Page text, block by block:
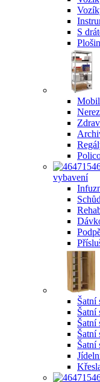
S
vybavení
Šatní
Šatní
Šatní
Šatní
Šatní